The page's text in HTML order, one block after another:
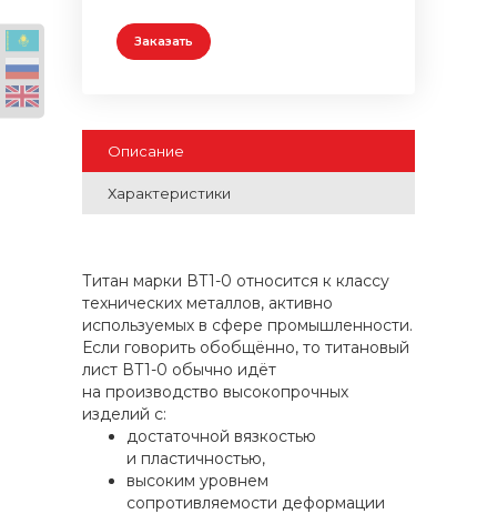
Заказать
Описание
Характеристики
Титан марки ВТ1-0 относится к классу
технических металлов, активно
используемых в сфере промышленности.
Если говорить обобщённо, то титановый
лист ВТ1-0 обычно идёт
на производство высокопрочных
изделий с:
достаточной вязкостью
и пластичностью,
высоким уровнем
сопротивляемости деформации